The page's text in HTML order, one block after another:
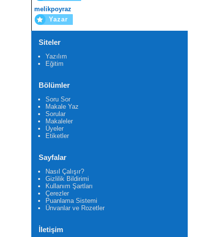
melikpoyraz
Yazar
Siteler
Yazılım
Eğitim
Bölümler
Soru Sor
Makale Yaz
Sorular
Makaleler
Üyeler
Etiketler
Sayfalar
Nasıl Çalışır?
Gizlilik Bildirimi
Kullanım Şartları
Çerezler
Puanlama Sistemi
Ünvanlar ve Rozetler
İletişim